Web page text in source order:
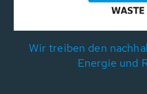
Wir treiben den
Energie und